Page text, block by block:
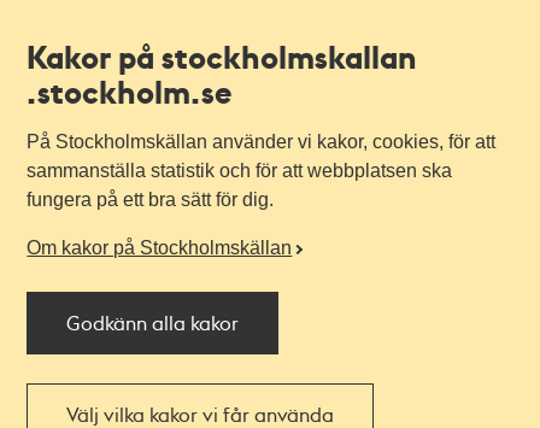
Kakor på stockholmskallan
.stockholm.se
På Stockholmskällan använder vi kakor, cookies, för att
sammanställa statistik och för att webbplatsen ska
fungera på ett bra sätt för dig.
Om kakor på Stockholmskällan
Godkänn alla kakor
Välj vilka kakor vi får använda